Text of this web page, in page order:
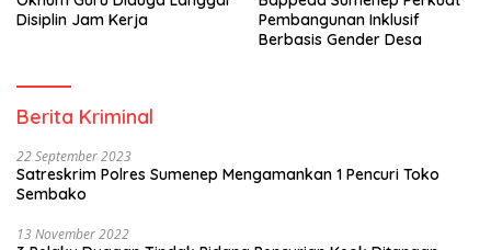
Pembangunan Inklusif
Kebersihan Berhadiah
Partisipasi Pemerintah
Berita Kriminal
22 September 2023
Satreskrim Polres Sumenep Mengamankan 1 Pencuri Toko
Sembako
13 November 2022